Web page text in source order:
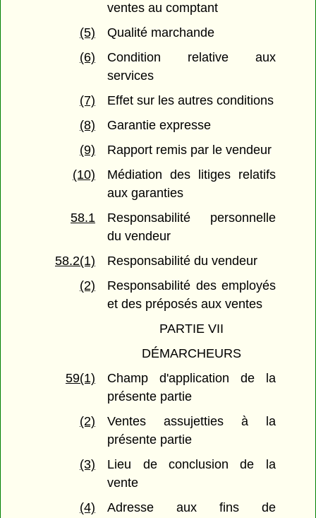
ventes au comptant
(5)
Qualité marchande
(6)
Condition relative aux
services
(7)
Effet sur les autres conditions
(8)
Garantie expresse
(9)
Rapport remis par le vendeur
(10)
Médiation des litiges relatifs
aux garanties
58.1
Responsabilité personnelle
du vendeur
58.2(1)
Responsabilité du vendeur
(2)
Responsabilité des employés
et des préposés aux ventes
PARTIE VII
DÉMARCHEURS
59(1)
Champ d'application de la
présente partie
(2)
Ventes assujetties à la
présente partie
(3)
Lieu de conclusion de la
vente
(4)
Adresse aux fins de